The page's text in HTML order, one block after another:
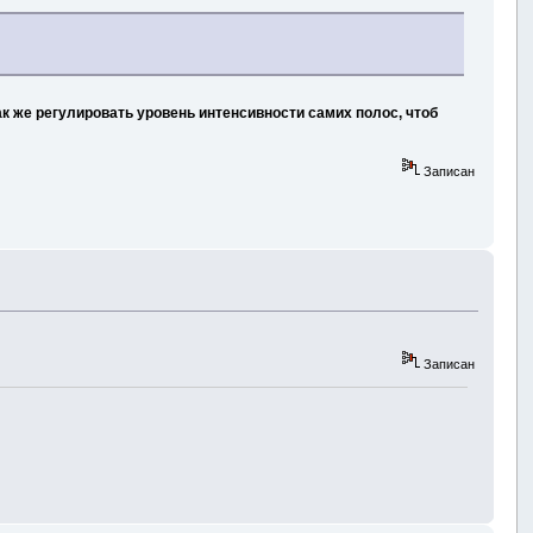
регулировать уровень интенсивности самих полос, чтоб
Записан
Записан